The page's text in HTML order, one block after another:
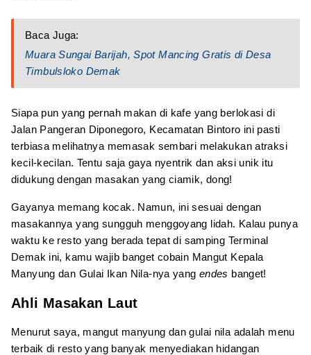
Baca Juga:
Muara Sungai Barijah, Spot Mancing Gratis di Desa
Timbulsloko Demak
Siapa pun yang pernah makan di kafe yang berlokasi di
Jalan Pangeran Diponegoro, Kecamatan Bintoro ini pasti
terbiasa melihatnya memasak sembari melakukan atraksi
kecil-kecilan. Tentu saja gaya nyentrik dan aksi unik itu
didukung dengan masakan yang ciamik, dong!
Gayanya memang kocak. Namun, ini sesuai dengan
masakannya yang sungguh menggoyang lidah. Kalau punya
waktu ke resto yang berada tepat di samping Terminal
Demak ini, kamu wajib banget cobain Mangut Kepala
Manyung dan Gulai Ikan Nila-nya yang endes banget!
Ahli Masakan Laut
Menurut saya, mangut manyung dan gulai nila adalah menu
terbaik di resto yang banyak menyediakan hidangan